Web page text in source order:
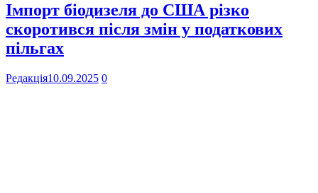
Імпорт біодизеля до США різко
скоротився після змін у податкових
пільгах
Редакція10.09.2025 0